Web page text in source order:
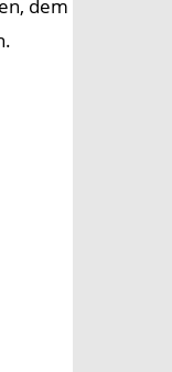
dem